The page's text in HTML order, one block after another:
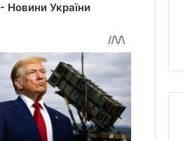
- Новини України